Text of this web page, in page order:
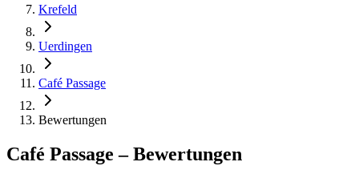
Krefeld
Uerdingen
Café Passage
Bewertungen
Café Passage – Bewertungen